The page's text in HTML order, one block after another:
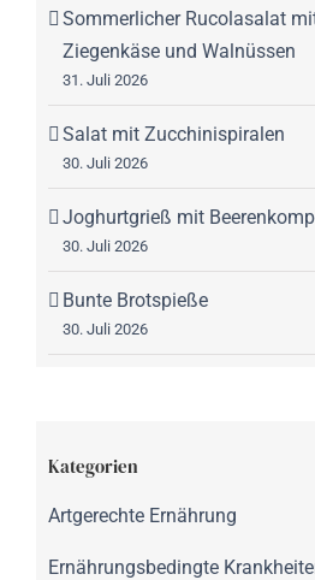
Sommerlicher Rucolasalat
Ziegenkäse und Walnüssen
31. Juli 2026
Salat mit Zucchinispiralen
30. Juli 2026
Joghurtgrieß mit
30. Juli 2026
Bunte Brotspieße
30. Juli 2026
Kategorien
Artgerechte Ernährung
Ernährungsbedingte